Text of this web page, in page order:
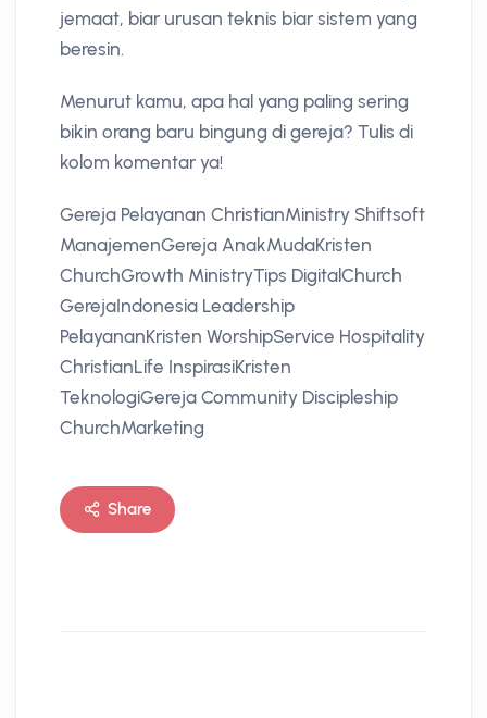
jemaat, biar urusan teknis biar sistem yang
beresin.
Menurut kamu, apa hal yang paling sering
bikin orang baru bingung di gereja? Tulis di
kolom komentar ya!
Gereja Pelayanan ChristianMinistry Shiftsoft
ManajemenGereja AnakMudaKristen
ChurchGrowth MinistryTips DigitalChurch
GerejaIndonesia Leadership
PelayananKristen WorshipService Hospitality
ChristianLife InspirasiKristen
TeknologiGereja Community Discipleship
ChurchMarketing
Share